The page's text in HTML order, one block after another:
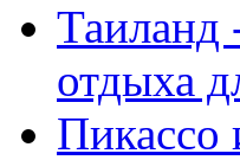
Таиланд
отдыха
Пикассо